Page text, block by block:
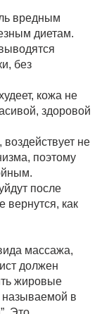
вредным
диетам.
без
кожа не
здоровой
не
поэтому
после
вернутся, как
массажа,
должен
жировые
называемой в